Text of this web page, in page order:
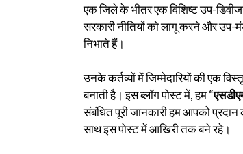
एक जिले के भीतर एक विशिष्ट उप-
सरकारी नीतियों को लागू करने और उप-
निभाते हैं।
उनके कर्तव्यों में जिम्मेदारियों की एक
बनाती है। इस ब्लॉग पोस्ट में, हम “
संबंधित पूरी जानकारी हम आपको
साथ इस पोस्ट में आखिरी तक बने रहे।